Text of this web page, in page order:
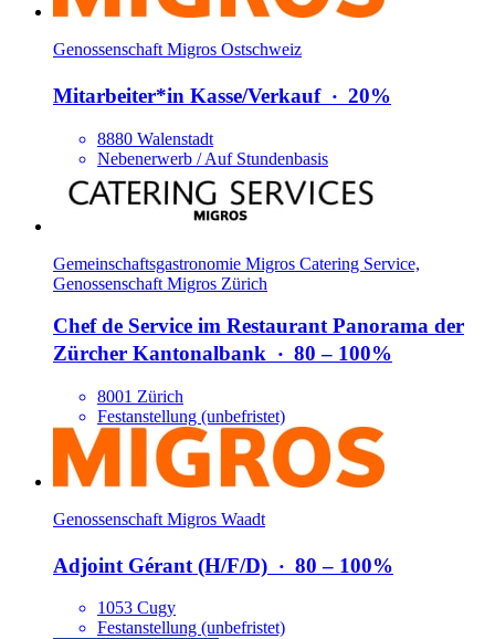
Genossenschaft Migros Ostschweiz
Mitarbeiter*​in Kasse/​Verkauf‧ 20%
8880 Walenstadt
Nebenerwerb / Auf Stundenbasis
Gemeinschaftsgastronomie Migros Catering Service,
Genossenschaft Migros Zürich
Chef de Service im Restaurant Panorama der
Zürcher Kantonalbank ‧ 80 – 100%
8001 Zürich
Festanstellung (unbefristet)
Genossenschaft Migros Waadt
Adjoint Gérant (H/​F/​D) ‧ 80 – 100%
1053 Cugy
Festanstellung (unbefristet)